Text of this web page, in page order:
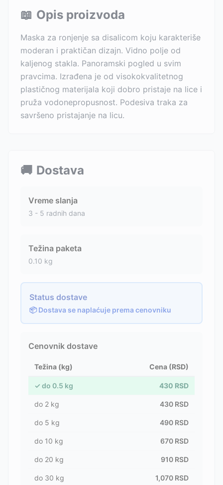
📖 Opis proizvoda
Maska za ronjenje sa disalicom koju karakteriše
moderan i praktičan dizajn. Vidno polje od
kaljenog stakla. Panoramski pogled u svim
pravcima. Izrađena je od visokokvalitetnog
plastičnog materijala koji dobro pristaje na lice i
pruža vodonepropusnost. Podesiva traka za
savršeno pristajanje na licu.
🚚 Dostava
Vreme slanja
3 - 5 radnih dana
Težina paketa
0.10 kg
Status dostave
📦 Dostava se naplaćuje prema cenovniku
Cenovnik dostave
Težina (kg) Cena (RSD)
✓ do 0.5 kg 430 RSD
do 2 kg 430 RSD
do 5 kg 490 RSD
do 10 kg 670 RSD
do 20 kg 910 RSD
do 30 kg 1,070 RSD